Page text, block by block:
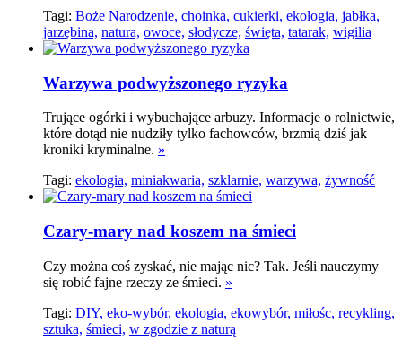
Tagi: Boże Narodzenie, choinka, cukierki, ekologia, jabłka,
jarzębina, natura, owoce, słodycze, święta, tatarak, wigilia
Warzywa podwyższonego ryzyka
Trujące ogórki i wybuchające arbuzy. Informacje o rolnictwie,
które dotąd nie nudziły tylko fachowców, brzmią dziś jak
kroniki kryminalne. »
Tagi: ekologia, miniakwaria, szklarnie, warzywa, żywność
Czary-mary nad koszem na śmieci
Czy można coś zyskać, nie mając nic? Tak. Jeśli nauczymy
się robić fajne rzeczy ze śmieci. »
Tagi: DIY, eko-wybór, ekologia, ekowybór, miłośc, recykling,
sztuka, śmieci, w zgodzie z naturą